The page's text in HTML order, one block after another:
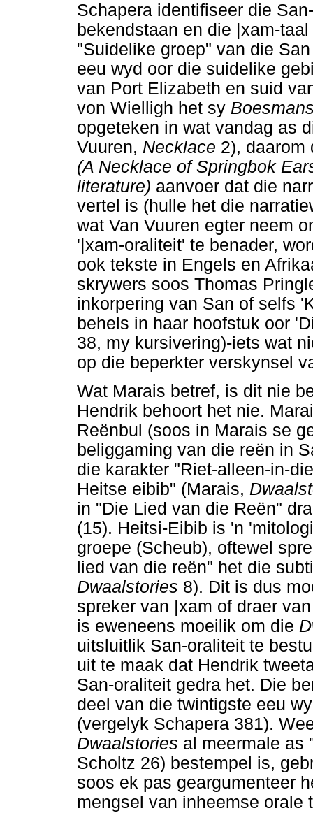
Schapera identifiseer die
bekendstaan en die |xam-
"Suidelike groep" van die
eeu wyd oor die suidelike
van Port Elizabeth en suid
von Wielligh het sy
opgeteken in wat vandag as
Vuuren, Necklace 2), daarom
(A Necklace of Springbok
literature) aanvoer dat die
vertel is (hulle het die
wat Van Vuuren egter neem
'|xam-oraliteit' te benader,
ook tekste in Engels en
skrywers soos Thomas
inkorpering van San of selfs
behels in haar hoofstuk oor
38, my kursivering)-iets wat
op die beperkter verskynsel
Wat Marais betref, is dit nie
Hendrik behoort het nie.
Reënbul (soos in Marais se
beliggaming van die reën in
die karakter "Riet-alleen-in-
Heitse eibib" (Marais,
in "Die Lied van die Reën"
(15). Heitsi-Eibib is 'n
groepe (Scheub), oftewel
lied van die reën" het die
Dwaalstories 8). Dit is dus
spreker van |xam of draer
is eweneens moeilik om die
uitsluitlik San-oraliteit te
uit te maak dat Hendrik
San-oraliteit gedra het. Die
deel van die twintigste eeu
(vergelyk Schapera 381).
Dwaalstories al meermale as
Scholtz 26) bestempel is,
soos ek pas geargumenteer
mengsel van inheemse orale